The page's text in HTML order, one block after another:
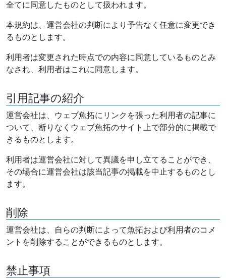
全てに同意したものとして扱われます。
本規約は、運営会社の判断により予告なく任意に変更でき
るものとします。
利用者は変更された時点での内容に同意しているものとみ
なされ、利用者はこれに同意します。
引用記事の紹介
運営会社は、ウェブ魚拓にリンクを張った利用者の記事に
ついて、断りなくウェブ魚拓のサイト上で部分的に掲載で
きるものとします。
利用者は運営会社に対して異議を申し立てることができ、
その場合に運営会社は該当記事の掲載を中止するものとし
ます。
削除
運営会社は、自らの判断によって魚拓および利用者のコメ
ントを削除することができるものとします。
禁止事項